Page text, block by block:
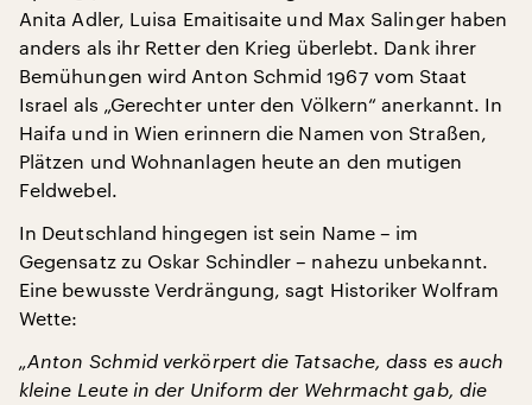
Anita Adler, Luisa Emaitisaite und Max Salinger haben
anders als ihr Retter den Krieg überlebt. Dank ihrer
Bemühungen wird Anton Schmid 1967 vom Staat
Israel als „Gerechter unter den Völkern“ anerkannt. In
Haifa und in Wien erinnern die Namen von Straßen,
Plätzen und Wohnanlagen heute an den mutigen
Feldwebel.
In Deutschland hingegen ist sein Name – im
Gegensatz zu Oskar Schindler – nahezu unbekannt.
Eine bewusste Verdrängung, sagt Historiker Wolfram
Wette:
„Anton Schmid verkörpert die Tatsache, dass es auch
kleine Leute in der Uniform der Wehrmacht gab, die